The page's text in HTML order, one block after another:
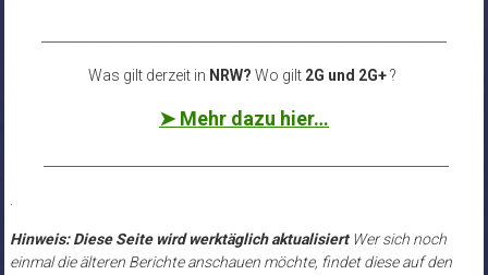
Was gilt derzeit in NRW? Wo gilt 2G und 2G+?
➤ Mehr dazu hier…
Hinweis: Diese Seite wird werktäglich aktualisiert Wer sich noch
einmal die älteren Berichte anschauen möchte, findet diese auf den